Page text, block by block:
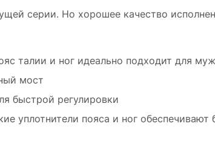
серии. Но хорошее качество
талии и ног идеально подходит для
мост
быстрой регулировки
уплотнители пояса и ног